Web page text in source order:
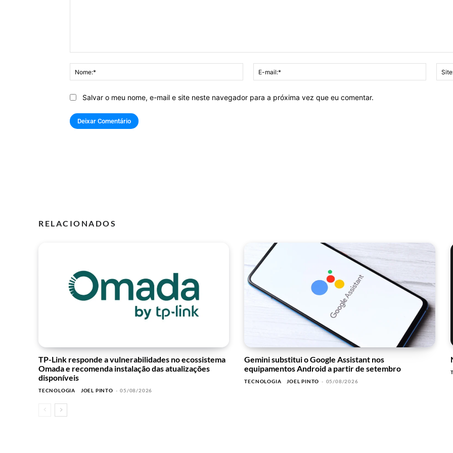
Nome:*
mail:*
Salvar o meu nome, e-mail e site neste navegador para a próxima vez que eu comentar.
RELACIONADOS
TP-Link responde a vulnerabilidades no ecossistema
Omada e recomenda instalação das atualizações
disponíveis
TECNOLOGIA JOEL PINTO - 05/08/2026
Gemini substitui o Google Assistant nos
equipamentos Android a partir de setembro
TECNOLOGIA JOEL PINTO - 05/08/2026